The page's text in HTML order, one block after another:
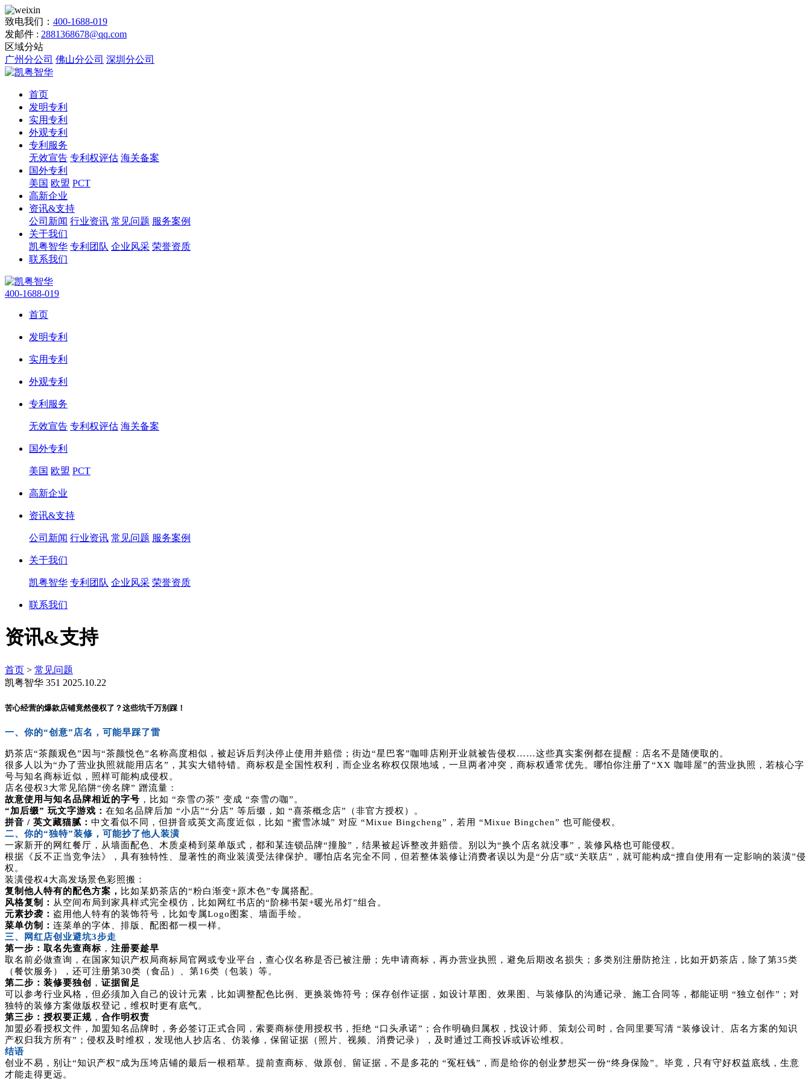
致电我们： 400-1688-019
发邮件 : 2881368678@qq.com
区域分站
广州分公司 佛山分公司 深圳分公司
首页
发明专利
实用专利
外观专利
专利服务
无效宣告 专利权评估 海关备案
国外专利
美国 欧盟 PCT
高新企业
资讯&支持
公司新闻 行业资讯 常见问题 服务案例
关于我们
凯粤智华 专利团队 企业风采 荣誉资质
联系我们
400-1688-019
首页
发明专利
实用专利
外观专利
专利服务
无效宣告 专利权评估 海关备案
国外专利
美国 欧盟 PCT
高新企业
资讯&支持
公司新闻 行业资讯 常见问题 服务案例
关于我们
凯粤智华 专利团队 企业风采 荣誉资质
联系我们
资讯&支持
首页 > 常见问题
凯粤智华 351 2025.10.22
苦心经营的爆款店铺竟然侵权了？这些坑千万别踩！
一、你的“创意”店名，可能早踩了雷
奶茶店“茶颜观色”因与“茶颜悦色”名称高度相似，被起诉后判决停止使用并赔偿；街边“星巴客”咖啡店刚开业就被告侵权……这些真实案例都在提醒：店名不是随便取的。
很多人以为“办了营业执照就能用店名”，其实大错特错。商标权是全国性权利，而企业名称权仅限地域，一旦两者冲突，商标权通常优先。哪怕你注册了“XX 咖啡屋”的营业执照，若核心字
号与知名商标近似，照样可能构成侵权。
店名侵权3大常见陷阱“傍名牌” 蹭流量：
故意使用与知名品牌相近的字号 ，比如 “奈雪の茶” 变成 “奈雪の咖”。
“加后缀” 玩文字游戏： 在知名品牌后加 “小店”“分店” 等后缀，如 “喜茶概念店”（非官方授权）。
拼音 / 英文藏猫腻： 中文看似不同，但拼音或英文高度近似，比如 “蜜雪冰城” 对应 “Mixue Bingcheng”，若用 “Mixue Bingchen” 也可能侵权。
二、你的“独特”装修，可能抄了他人装潢
一家新开的网红餐厅，从墙面配色、木质桌椅到菜单版式，都和某连锁品牌“撞脸”，结果被起诉整改并赔偿。别以为“换个店名就没事”，装修风格也可能侵权。
根据《反不正当竞争法》，具有独特性、显著性的商业装潢受法律保护。哪怕店名完全不同，但若整体装修让消费者误以为是“分店”或“关联店”，就可能构成“擅自使用有一定影响的装潢”侵
权。
装潢侵权4大高发场景色彩照搬：
复制他人特有的配色方案， 比如某奶茶店的“粉白渐变+原木色”专属搭配。
风格复制： 从空间布局到家具样式完全模仿，比如网红书店的“阶梯书架+暖光吊灯”组合。
元素抄袭： 盗用他人特有的装饰符号，比如专属Logo图案、墙面手绘。
菜单仿制： 连菜单的字体、排版、配图都一模一样。
三、网红店创业避坑3步走
第一步：取名先查商标 ， 注册要趁早
取名前必做查询，在国家知识产权局商标局官网或专业平台，查心仪名称是否已被注册；先申请商标，再办营业执照，避免后期改名损失；多类别注册防抢注，比如开奶茶店，除了第35类
（餐饮服务），还可注册第30类（食品）、第16类（包装）等。
第二步：装修要独创 ， 证据留足
可以参考行业风格，但必须加入自己的设计元素，比如调整配色比例、更换装饰符号；保存创作证据，如设计草图、效果图、与装修队的沟通记录、施工合同等，都能证明 “独立创作”；对
独特的装修方案做版权登记，维权时更有底气。
第三步：授权要正规 ， 合作明权责
加盟必看授权文件，加盟知名品牌时，务必签订正式合同，索要商标使用授权书，拒绝 “口头承诺”；合作明确归属权，找设计师、策划公司时，合同里要写清 “装修设计、店名方案的知识
产权归我方所有”；侵权及时维权，发现他人抄店名、仿装修，保留证据（照片、视频、消费记录），及时通过工商投诉或诉讼维权。
结语
创业不易，别让“知识产权”成为压垮店铺的最后一根稻草。提前查商标、做原创、留证据，不是多花的 “冤枉钱”，而是给你的创业梦想买一份“终身保险”。毕竟，只有守好权益底线，生意
才能走得更远。